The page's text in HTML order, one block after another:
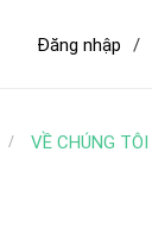
/
Đăng nhập
VỀ CHÚNG TÔI